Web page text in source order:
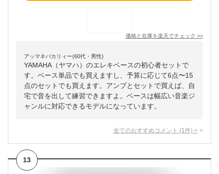
価格と在庫を楽天でチェック >>
アッマネバカリィー(60代・男性)
YAMAHA（ヤマハ）のエレキベースの初心者セットで
す。ベース単品でも買えますし、予算に応じて6点〜15
点のセットでも買えます。アンプとセットで買えば、自
宅で音を出して練習できますよ。ベースは幅広い音楽ジ
ャンルに対応できるモデルになっています。
全てのおすすめコメント (1 件) >
13